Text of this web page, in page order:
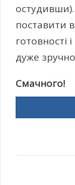
поставити
готовності
дуже
Смачного!